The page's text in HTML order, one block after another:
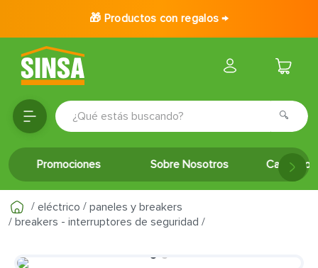
🎁 Productos con regalos →
¿Qué estás buscando?
Promociones Sobre Nosotros Catálogo
eléctrico
paneles y breakers
breakers - interruptores de seguridad
TÉRMINOS MÁS BUSCADOS
1.
porcelanato
2.
ceramica
3.
baldosa